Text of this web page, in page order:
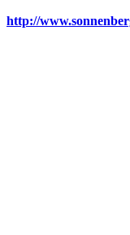
http://